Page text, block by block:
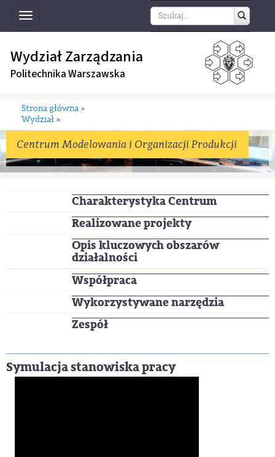
Toggle
navigation
Wydział Zarządzania
Politechnika Warszawska
Strona główna »
Wydział »
Centrum Modelowania i Organizacji Produkcji
Charakterystyka Centrum
Realizowane projekty
Opis kluczowych obszarów
działalności
Współpraca
Wykorzystywane narzędzia
Zespół
Symulacja stanowiska pracy